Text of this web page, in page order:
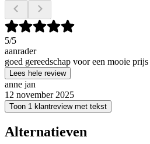
5/5
aanrader
goed gereedschap voor een mooie prijs
Lees hele review
anne jan
12 november 2025
Toon 1 klantreview met tekst
Alternatieven